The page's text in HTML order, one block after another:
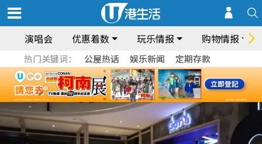
演唱会 优惠着数 玩乐情报 购物情报
热门关键词： 公屋热话 娱乐新闻 定期存款